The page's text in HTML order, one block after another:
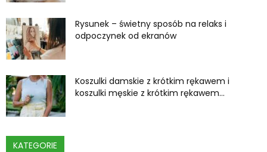
Rysunek – świetny sposób na relaks i
odpoczynek od ekranów
Koszulki damskie z krótkim rękawem i
koszulki męskie z krótkim rękawem...
KATEGORIE